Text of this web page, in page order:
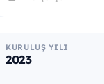
KURULUŞ YILI
2023